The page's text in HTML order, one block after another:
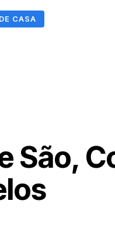
CASA
São,